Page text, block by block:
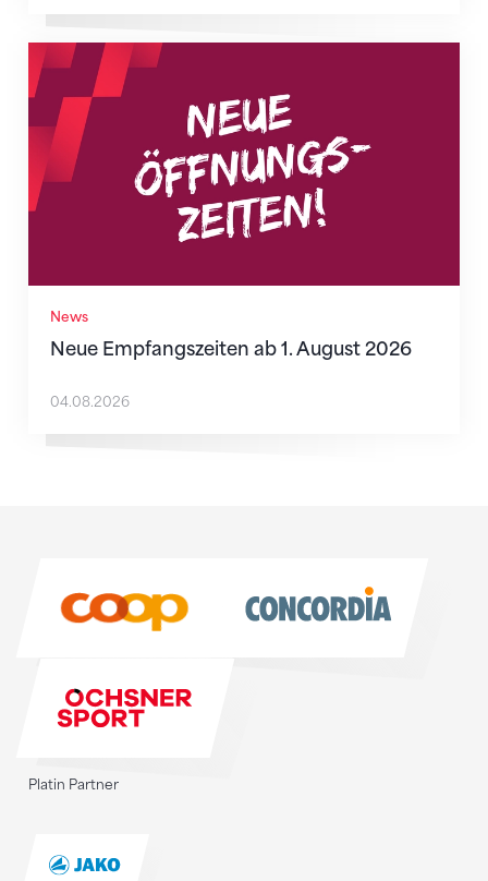
News
Neue Empfangszeiten ab 1. August 2026
Neue Empfangszeiten ab 1. August 2026
04.08.2026
Platin Partner